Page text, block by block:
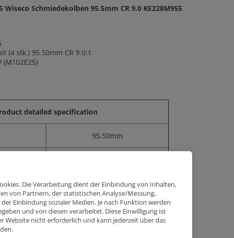
Wiseco Schmiedekolben 95.5mm CR 9.0 KE228M955
(4 stk.) 95.50mm CR 9.0:1
(M102E25)
detailed specification
95.50mm
ratio (CR) 9.0:1
(CR) 9.7:1
Die Verarbeitung dient der Einbindung von Inhalten,
von Partnern, der statistischen Analyse/Messung,
Einbindung sozialer Medien. Je nach Funktion werden
und von diesen verarbeitet. Diese Einwilligung ist
Website nicht erforderlich und kann jederzeit über das